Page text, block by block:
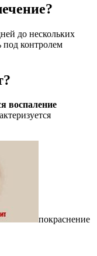
до нескольких
под контролем
воспаление
покраснение